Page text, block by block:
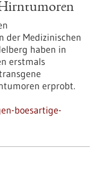
der Medizinischen
haben in
erstmals
erprobt.
boesartige-